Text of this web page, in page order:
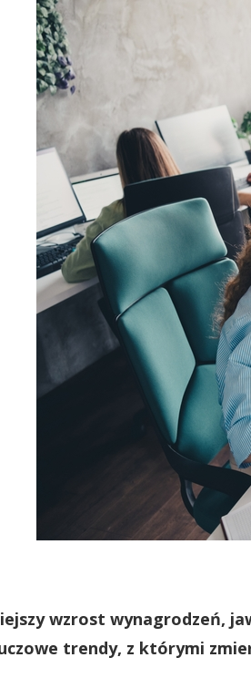
wzrost wynagrodzeń,
trendy, z którymi